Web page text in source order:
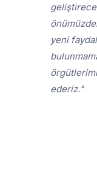
yeni
ederiz."